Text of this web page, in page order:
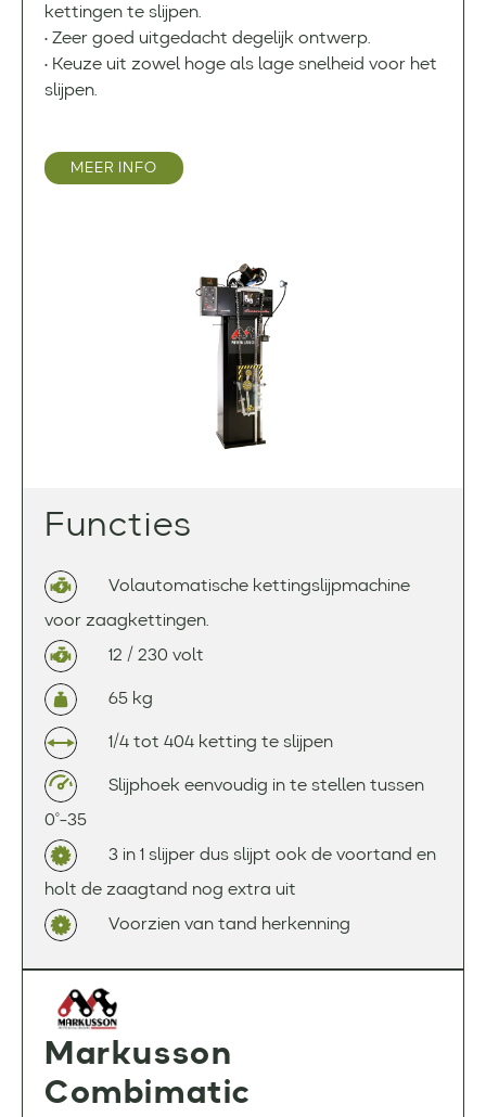
kettingen te slijpen.
• Zeer goed uitgedacht degelijk ontwerp.
• Keuze uit zowel hoge als lage snelheid voor het
slijpen.
MEER INFO
Functies
Volautomatische kettingslijpmachine
voor zaagkettingen.
12 / 230 volt
65 kg
1/4 tot 404 ketting te slijpen
Slijphoek eenvoudig in te stellen tussen
0°-35
3 in 1 slijper dus slijpt ook de voortand en
holt de zaagtand nog extra uit
Voorzien van tand herkenning
Markusson
Combimatic